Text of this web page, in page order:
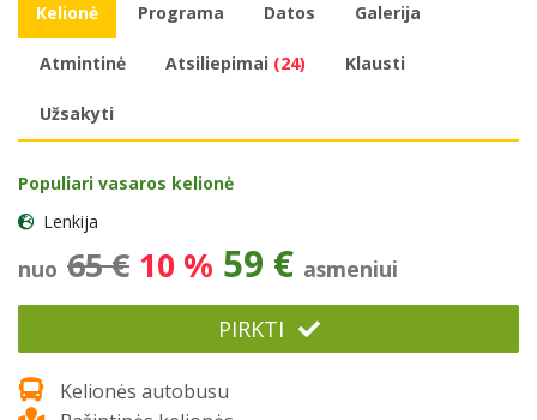
Kelionė Programa Datos Galerija
Atmintinė Atsiliepimai (24) Klausti
Užsakyti
Populiari vasaros kelionė
Lenkija
nuo 65 € 10 % 59 € asmeniui
PIRKTI
Kelionės autobusu